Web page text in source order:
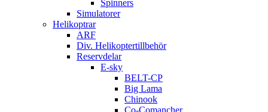
Spinners
Simulatorer
Helikoptrar
ARF
Div. Helikoptertillbehör
Reservdelar
E-sky
BELT-CP
Big Lama
Chinook
Co-Comancher